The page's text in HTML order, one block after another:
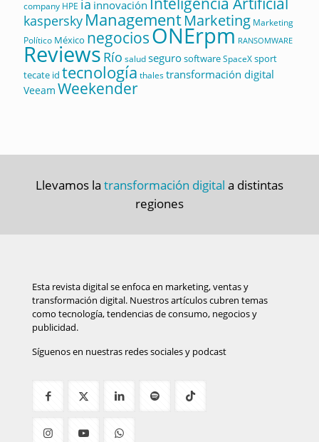
company HPE ia innovación
kaspersky ManagementMarketing Marketing
Político México negociosONErpm RANSOMWARE
Reviews Río saludsegurosoftwareSpaceXsport
tecate id tecnología thalestransformación digital
Veeam Weekender
Llevamos la transformación digital a distintas
regiones
Esta revista digital se enfoca en marketing, ventas y
transformación digital. Nuestros artículos cubren temas
como tecnología, tendencias de consumo, negocios y
publicidad.
Síguenos en nuestras redes sociales y podcast